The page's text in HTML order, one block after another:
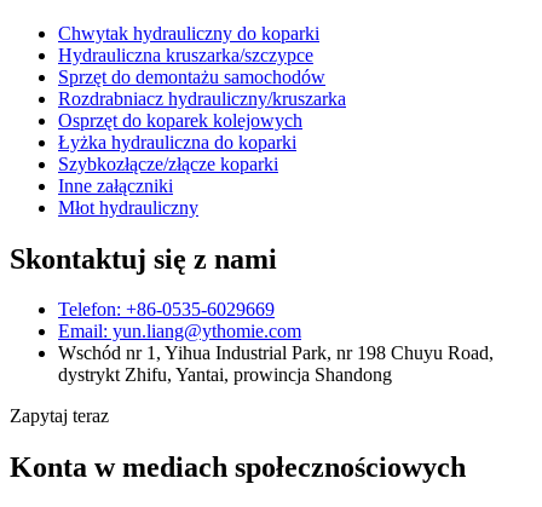
Chwytak hydrauliczny do koparki
Hydrauliczna kruszarka/szczypce
Sprzęt do demontażu samochodów
Rozdrabniacz hydrauliczny/kruszarka
Osprzęt do koparek kolejowych
Łyżka hydrauliczna do koparki
Szybkozłącze/złącze koparki
Inne załączniki
Młot hydrauliczny
Skontaktuj się z nami
Telefon: +86-0535-6029669
Email: yun.liang@ythomie.com
Wschód nr 1, Yihua Industrial Park, nr 198 Chuyu Road,
dystrykt Zhifu, Yantai, prowincja Shandong
Zapytaj teraz
Konta w mediach społecznościowych